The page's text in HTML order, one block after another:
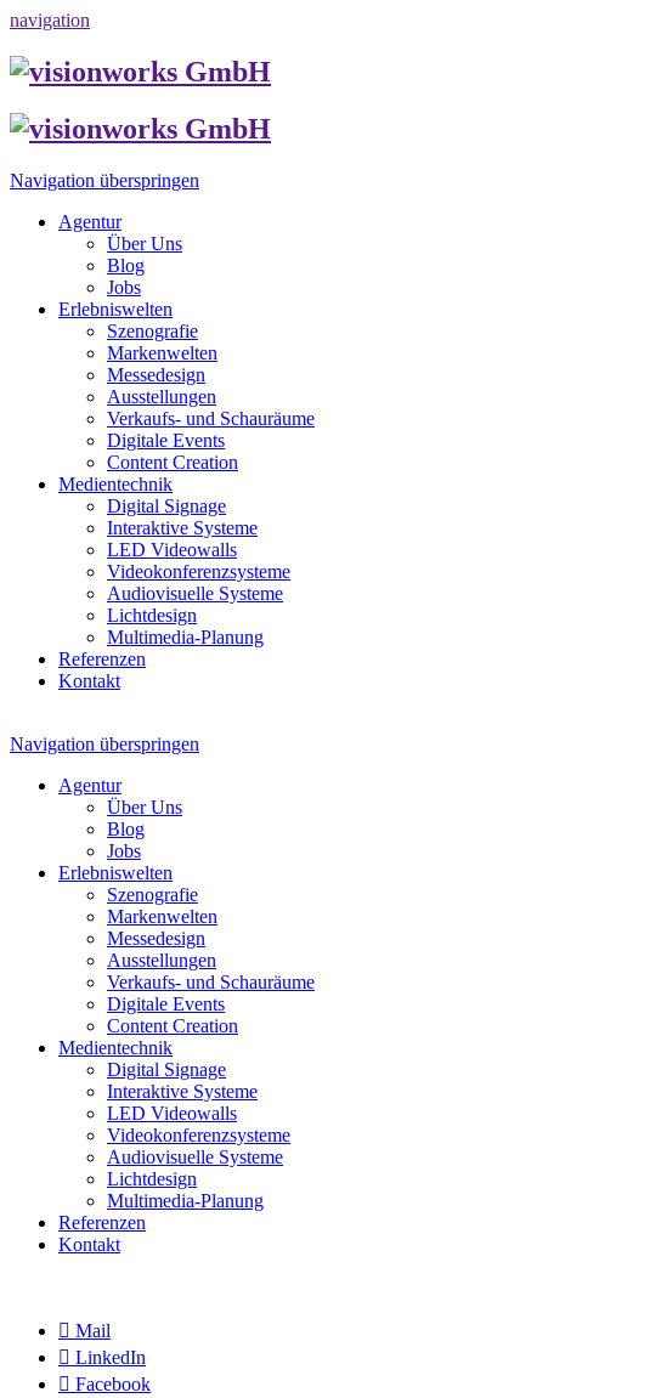
navigation
Navigation überspringen
Agentur
Über Uns
Blog
Jobs
Erlebniswelten
Szenografie
Markenwelten
Messedesign
Ausstellungen
Verkaufs- und Schauräume
Digitale Events
Content Creation
Medientechnik
Digital Signage
Interaktive Systeme
LED Videowalls
Videokonferenzsysteme
Audiovisuelle Systeme
Lichtdesign
Multimedia-Planung
Referenzen
Kontakt
Navigation überspringen
Agentur
Über Uns
Blog
Jobs
Erlebniswelten
Szenografie
Markenwelten
Messedesign
Ausstellungen
Verkaufs- und Schauräume
Digitale Events
Content Creation
Medientechnik
Digital Signage
Interaktive Systeme
LED Videowalls
Videokonferenzsysteme
Audiovisuelle Systeme
Lichtdesign
Multimedia-Planung
Referenzen
Kontakt
 Mail
 LinkedIn
 Facebook